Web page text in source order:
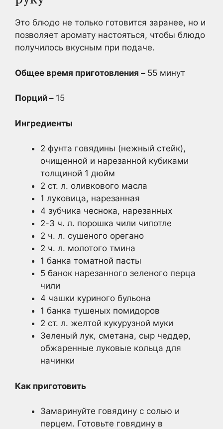
Это блюдо не только готовится заранее, но и
позволяет аромату настояться, чтобы блюдо
получилось вкусным при подаче.
Общее время приготовления – 55 минут
Порций – 15
Ингредиенты
2 фунта говядины (нежный стейк),
очищенной и нарезанной кубиками
толщиной 1 дюйм
2 ст. л. оливкового масла
1 луковица, нарезанная
4 зубчика чеснока, нарезанных
2-3 ч. л. порошка чили чипотле
2 ч. л. сушеного орегано
2 ч. л. молотого тмина
1 банка томатной пасты
5 банок нарезанного зеленого перца
чили
4 чашки куриного бульона
1 банка тушеных помидоров
2 ст. л. желтой кукурузной муки
Зеленый лук, сметана, сыр чеддер,
обжаренные луковые кольца для
начинки
Как приготовить
Замаринуйте говядину с солью и
перцем. Готовьте говядину в